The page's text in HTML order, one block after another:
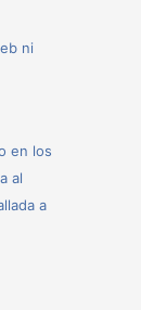
ni
en los
al
a